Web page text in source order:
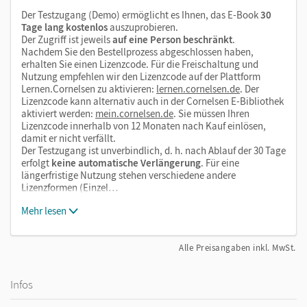
Der Testzugang (Demo) ermöglicht es Ihnen, das E-Book30
Tage lang kostenlosauszuprobieren.
Der Zugriff ist jeweilsauf eine Person beschränkt.
Nachdem Sie den Bestellprozess abgeschlossen haben,
erhalten Sie einen Lizenzcode. Für die Freischaltung und
Nutzung empfehlen wir den Lizenzcode auf der Plattform
Lernen.Cornelsen zu aktivieren: lernen.cornelsen.de. Der
Lizenzcode kann alternativ auch in der Cornelsen E-Bibliothek
aktiviert werden: mein.cornelsen.de. Sie müssen Ihren
Lizenzcode innerhalb von 12 Monaten nach Kauf einlösen,
damit er nicht verfällt.
Der Testzugang ist unverbindlich, d. h. nach Ablauf der 30 Tage
erfolgt keine automatische Verlängerung. Für eine
längerfristige Nutzung stehen verschiedene andere
Lizenzformen (Einzel…
Mehr lesen
Alle Preisangaben inkl. MwSt.
Infos